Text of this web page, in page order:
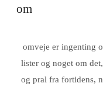
om
omveje er ingenting
lister og noget om
og pral fra fortidens,